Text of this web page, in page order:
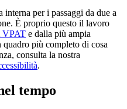
interna per i passaggi da due a
È proprio questo il lavoro
VPAT e dalla più ampia
quadro più completo di cosa
consulta la nostra
.
tempo